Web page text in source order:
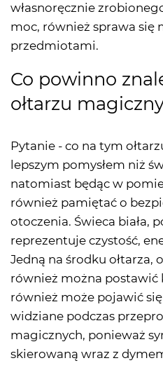
własnoręcznie
moc, również sprawa się
przedmiotami.
Co powinno
ołtarzu
Pytanie - co na tym
lepszym pomysłem niż
natomiast będąc w
również pamiętać o
otoczenia. Świeca biała,
reprezentuje czystość,
Jedną na środku ołtarza,
również można postawić
również może pojawić
widziane podczas
magicznych, ponieważ
skierowaną wraz z